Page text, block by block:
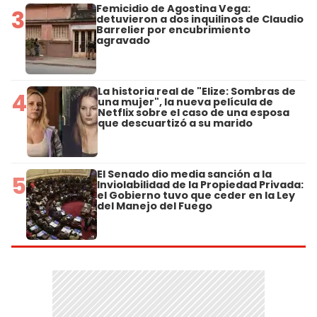
3 Femicidio de Agostina Vega:
detuvieron a dos inquilinos de Claudio
Barrelier por encubrimiento
agravado
4 La historia real de "Elize: Sombras de
una mujer", la nueva película de
Netflix sobre el caso de una esposa
que descuartizó a su marido
5 El Senado dio media sanción a la
Inviolabilidad de la Propiedad Privada:
el Gobierno tuvo que ceder en la Ley
del Manejo del Fuego